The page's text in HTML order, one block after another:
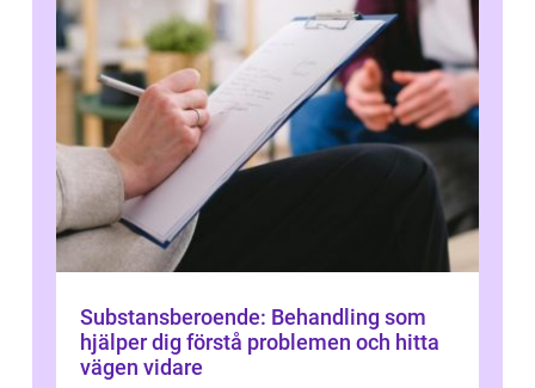
Substansberoende: Behandling som
hjälper dig förstå problemen och hitta
vägen vidare